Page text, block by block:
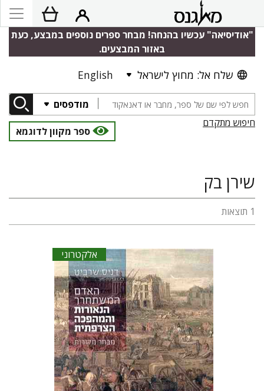
"אודיסיאה" עכשיו בהנחה! מבחר ספרים נוספים במבצע, כעת
באזור המבצעים.
שלח אל: מחוץ לישראל English
מודפסים
חיפוש מתקדם
ספר מקוון לדוגמא
שירן בק
1 תוצאות
אלקטרוני
דניס שרביט
אבנר להב
שירן בק